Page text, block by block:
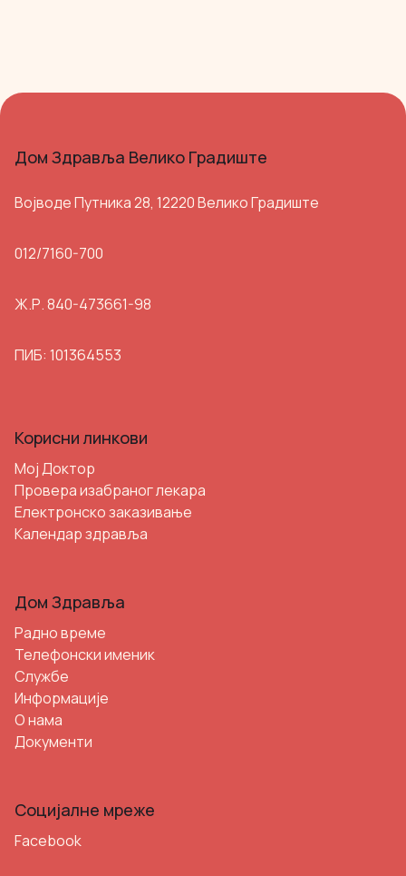
Дом Здравља Велико Градиште
Војводе Путника 28, 12220 Велико Градиште
012/7160-700
Ж.Р. 840-473661-98
ПИБ: 101364553
Корисни линкови
Мој Доктор
Провера изабраног лекара
Електронско заказивање
Календар здравља
Дом Здравља
Радно време
Телефонски именик
Службе
Информације
О нама
Документи
Социјалне мреже
Facebook